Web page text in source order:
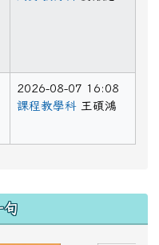
2026-08-07 16:08
課程教學科 王碩鴻
句